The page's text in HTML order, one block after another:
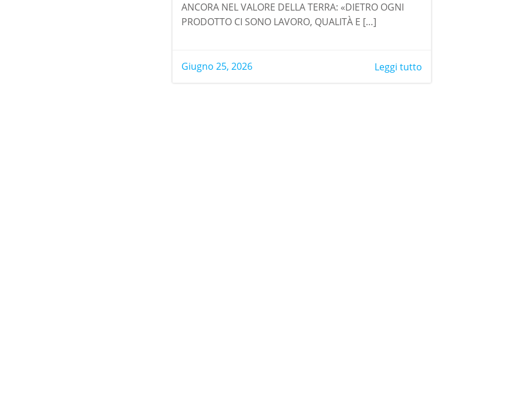
ANCORA NEL VALORE DELLA TERRA: «DIETRO OGNI
PRODOTTO CI SONO LAVORO, QUALITÀ E […]
Giugno 25, 2026 Leggi tutto